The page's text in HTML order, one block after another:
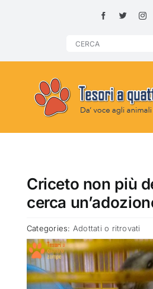
Search
HOME
ADOTTATI O RITROVATI
Criceto non più
cerca
Categories: Adottati o ritrovati